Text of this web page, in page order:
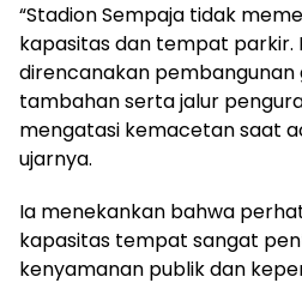
“Stadion Sempaja tidak
kapasitas dan tempat parkir.
direncanakan pembangunan
tambahan serta jalur
mengatasi kemacetan saat
ujarnya.
Ia menekankan bahwa
kapasitas tempat sangat
kenyamanan publik dan